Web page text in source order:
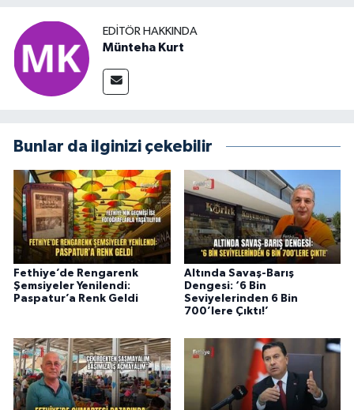
EDITÖR HAKKINDA
Münteha Kurt
Bunlar da ilginizi çekebilir
Fethiye’de Rengarenk
Şemsiyeler Yenilendi:
Paspatur’a Renk Geldi
Altında Savaş-Barış
Dengesi: ‘6 Bin
Seviyelerinden 6 Bin
700’lere Çıktı!’